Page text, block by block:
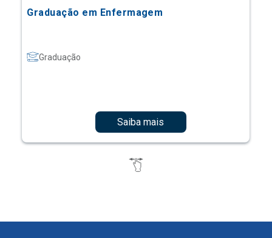
Graduação em Enfermagem
Graduação
Saiba mais